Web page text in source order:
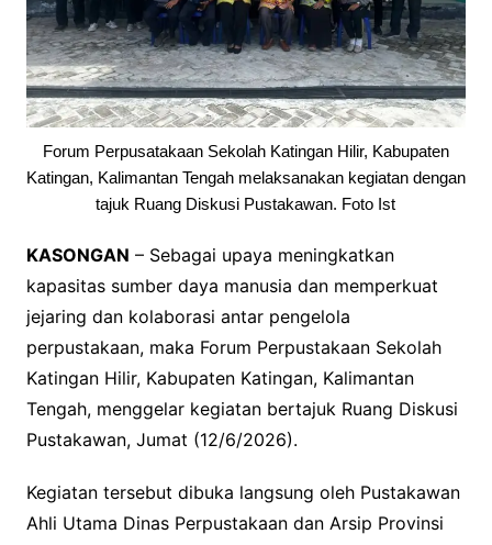
Forum Perpusatakaan Sekolah Katingan Hilir, Kabupaten
Katingan, Kalimantan Tengah melaksanakan kegiatan dengan
tajuk Ruang Diskusi Pustakawan. Foto Ist
KASONGAN – Sebagai upaya meningkatkan
kapasitas sumber daya manusia dan memperkuat
jejaring dan kolaborasi antar pengelola
perpustakaan, maka Forum Perpustakaan Sekolah
Katingan Hilir, Kabupaten Katingan, Kalimantan
Tengah, menggelar kegiatan bertajuk Ruang Diskusi
Pustakawan, Jumat (12/6/2026).
Kegiatan tersebut dibuka langsung oleh Pustakawan
Ahli Utama Dinas Perpustakaan dan Arsip Provinsi